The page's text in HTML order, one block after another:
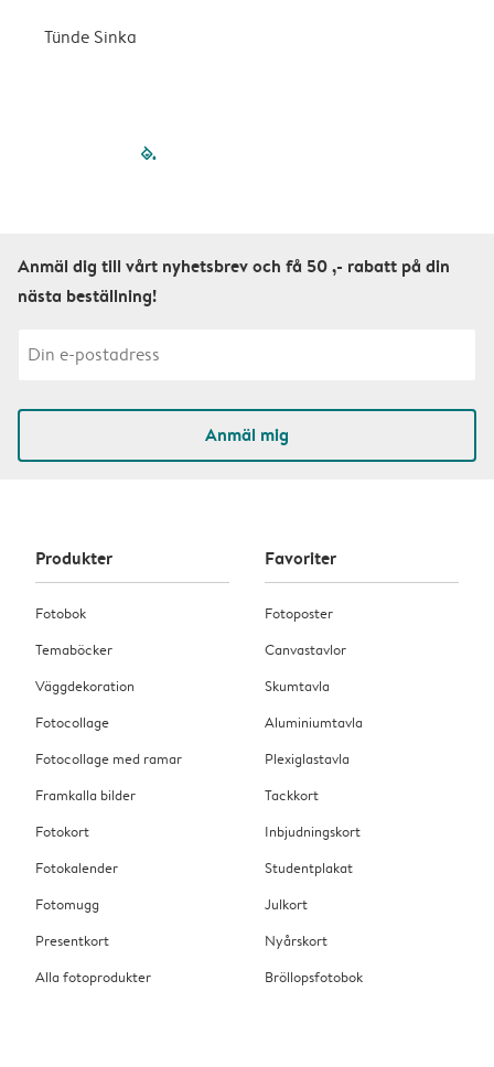
Tünde Sinka
filled-pagination
Anmäl dig till vårt nyhetsbrev och få 50 ,- rabatt på din
nästa beställning!
Anmäl mig
Produkter
Fotobok
Temaböcker
Väggdekoration
Fotocollage
Fotocollage med ramar
Framkalla bilder
Fotokort
Fotokalender
Fotomugg
Presentkort
Alla fotoprodukter
Favoriter
Fotoposter
Canvastavlor
Skumtavla
Aluminiumtavla
Plexiglastavla
Tackkort
Inbjudningskort
Studentplakat
Julkort
Nyårskort
Bröllopsfotobok